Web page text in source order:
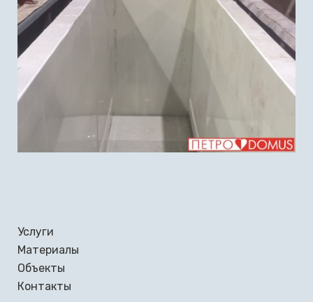
Услуги
Материалы
Объекты
Контакты